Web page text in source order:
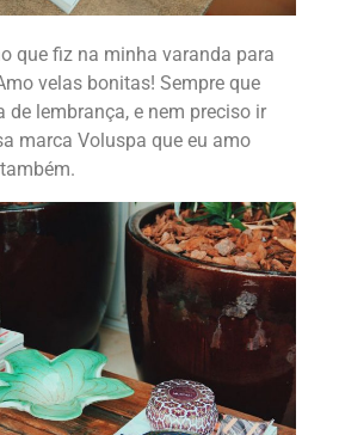
que fiz na minha varanda para
velas bonitas! Sempre que
lembrança, e nem preciso ir
marca Voluspa que eu amo
também.